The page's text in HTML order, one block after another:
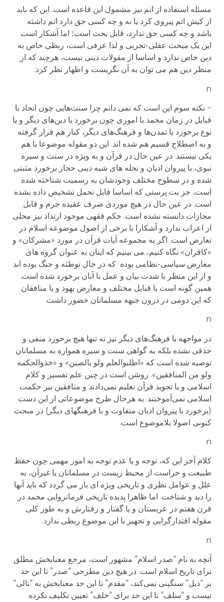
مسئله استفاده از اتم نیز مشمول این قاعده است. این که باید
از کیش اتم پیروی کرد یا نه و چه کسی حق دارد اتم داشته
باشد و چه کسی حق ندارد، قابل بحث است؛ اما آشکار است
این یک مبحث عقلی-‌تجربی و لذا عرفی است، ربطی خاص به
دین خاص ندارد و اساسا از مقولات دینی نیست، هرچند که از
منظر دین هم می توان به آن نگریست و اظهار نظر کرد.
n
− نکته سوم این است که نمی دانم چرا سنت‌هایی چون اتحاد با
قبایل در زمان محمد با اموری چون برخورد با دین‌های دیگر و یا
نوع برخورد با تمدن‌ها و فرهنگ‌های دیگر، کنار هم قرار گرفته
و به اصطلاح قسیم هم شده اند. این دو مقوله موضوعا با هم
یکی نیستند. در عین حال در قرآن و به ویژه در سنت و سیره
نبوی، با پیروان ادیان و نحله های شبه دینی حجاز برخورد مثبتی
شده و در سطوح مختلف وجودشان به رسمیت شناخته شده
است، جز بت پرستی که اساسا قابل تحمل تشخیص داده نشده
است. در عین حال در هیچ موردی صرف عقیده جرم و قابل
مجازات دانسته نشده است. حکم فقهی موجود ارتداد نیز محلی
از اعراب ندارد و آشکارا با برخی از اصول موضوعه اسلام در
تعارض است. اگر به مجموعه آیات قرآن در مورد «مشرکان» و
«کافران» نگاه کنیم، می بینیم که اینان به عنوان گروه های
معارض سیاسی-نظامی بوده که در حال توطئه و جنگ بوده اند
و از این منظر با شدت بیان و عمل با آنان برخورد شده است.
همین گونه است با قبایل مختلف و معارض یهود و یا منافقان
که این دومی در درون جبهه مسلمانان حضور داشت.
n
در مواجهه با فرهنگ‌های دیگر نیز نه تنها هیچ برخورد منفی و
حذفی نشده بلکه به گواهی سنت و سیره همواره به مسلمانان
توصیه شده است که «اطلبوالعلم ولو بالصین» و «خذوالحکمه
ولو من المنافقین». روشن است در چین علم تفسیر و کلام
اسلامی و یا تجوید قرآن تعلیم نمی‌دادند و منافقین نیز حکمت
اسلامی نمی‌آموختند. به هرحال طرح موضوعاتی از این دست
(برخورد با پیروان ادیان متفاوت و با فرهنگهای دیگر) در مبحث
کنونی اصولا بلاموضوع است.
n
کلام آخر این که، توجه و یا عدم توجه به امور مهمی چون حفظ
طبیعت و حراست از محیط زیست در مسلمانان یا غیرآن، به
علل و عوامل نظری و تاریخی ویژه ای باز می گردد که باید آنها
را دید و شناخت. اما ظاهرا پدیده تاریخی فرمانروایی محمد در
قرن هفتم در عربستان و یا گفتار و رفتارش و به طور کلی
مقوله اقتدارگرایی و تجهیز با این موضوع ربطی ندارد.
n
آنچه به نام “صدر اسلام” مشهور است، مرجع معنابخش مطلق
برای تاریخ اسلام است. در هیچ دین مطرحی “صدر” تا این حد
بر “ذیل” سنگینی نمی‌کند، “مقدم” تا این حد معنابخش به “تالی”
نیست و “سلف” تا این حد برای “خلف” تعیین تکلیف نکرده